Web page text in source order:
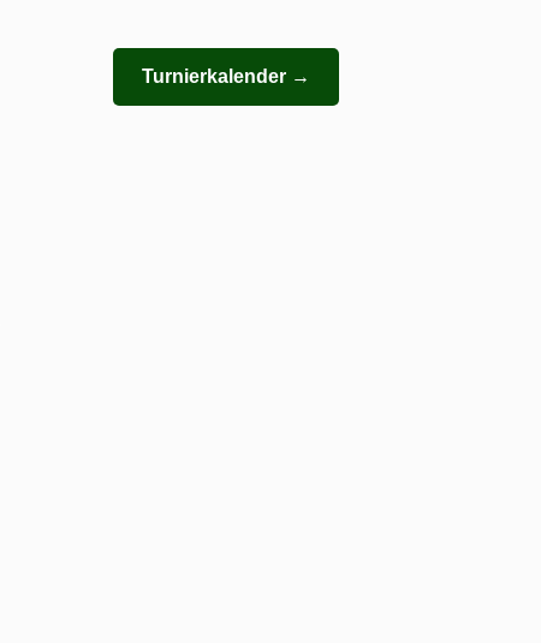
Turnierkalender →